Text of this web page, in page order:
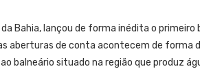
Bahia, lançou de forma inédita o primeiro
aberturas de conta acontecem de forma
balneário situado na região que produz